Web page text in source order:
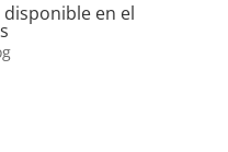
en el